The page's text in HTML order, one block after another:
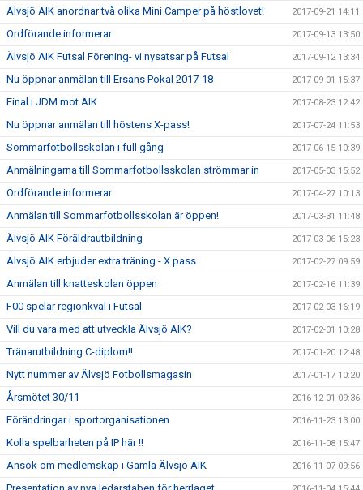
Älvsjö AIK anordnar två olika Mini Camper på höstlovet! 2017-09-21 14:11
Ordförande informerar 2017-09-13 13:50
Älvsjö AIK Futsal Förening- vi nysatsar på Futsal 2017-09-12 13:34
Nu öppnar anmälan till Ersans Pokal 2017-18 2017-09-01 15:37
Final i JDM mot AIK 2017-08-23 12:42
Nu öppnar anmälan till höstens X-pass! 2017-07-24 11:53
Sommarfotbollsskolan i full gång 2017-06-15 10:39
Anmälningarna till Sommarfotbollsskolan strömmar in 2017-05-03 15:52
Ordförande informerar 2017-04-27 10:13
Anmälan till Sommarfotbollsskolan är öppen! 2017-03-31 11:48
Älvsjö AIK Föräldrautbildning 2017-03-06 15:23
Älvsjö AIK erbjuder extra träning - X pass 2017-02-27 09:59
Anmälan till knatteskolan öppen 2017-02-16 11:39
F00 spelar regionkval i Futsal 2017-02-03 16:19
Vill du vara med att utveckla Älvsjö AIK? 2017-02-01 10:28
Tränarutbildning C-diplom!! 2017-01-20 12:48
Nytt nummer av Älvsjö Fotbollsmagasin 2017-01-17 10:20
Årsmötet 30/11 2016-12-01 09:36
Förändringar i sportorganisationen 2016-11-23 13:00
Kolla spelbarheten på IP här !! 2016-11-08 15:47
Ansök om medlemskap i Gamla Älvsjö AIK 2016-11-07 09:56